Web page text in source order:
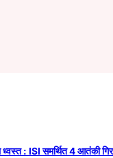
: ISI समर्थित 4 आतंकी